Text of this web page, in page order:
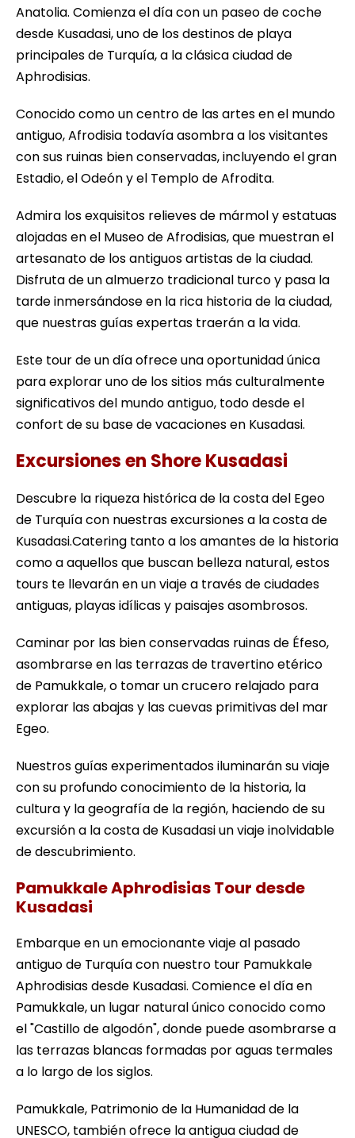
Anatolia. Comienza el día con un paseo de coche
desde Kusadasi, uno de los destinos de playa
principales de Turquía, a la clásica ciudad de
Aphrodisias.
Conocido como un centro de las artes en el mundo
antiguo, Afrodisia todavía asombra a los visitantes
con sus ruinas bien conservadas, incluyendo el gran
Estadio, el Odeón y el Templo de Afrodita.
Admira los exquisitos relieves de mármol y estatuas
alojadas en el Museo de Afrodisias, que muestran el
artesanato de los antiguos artistas de la ciudad.
Disfruta de un almuerzo tradicional turco y pasa la
tarde inmersándose en la rica historia de la ciudad,
que nuestras guías expertas traerán a la vida.
Este tour de un día ofrece una oportunidad única
para explorar uno de los sitios más culturalmente
significativos del mundo antiguo, todo desde el
confort de su base de vacaciones en Kusadasi.
Excursiones en Shore Kusadasi
Descubre la riqueza histórica de la costa del Egeo
de Turquía con nuestras excursiones a la costa de
Kusadasi.Catering tanto a los amantes de la historia
como a aquellos que buscan belleza natural, estos
tours te llevarán en un viaje a través de ciudades
antiguas, playas idílicas y paisajes asombrosos.
Caminar por las bien conservadas ruinas de Éfeso,
asombrarse en las terrazas de travertino etérico
de Pamukkale, o tomar un crucero relajado para
explorar las abajas y las cuevas primitivas del mar
Egeo.
Nuestros guías experimentados iluminarán su viaje
con su profundo conocimiento de la historia, la
cultura y la geografía de la región, haciendo de su
excursión a la costa de Kusadasi un viaje inolvidable
de descubrimiento.
Pamukkale Aphrodisias Tour desde
Kusadasi
Embarque en un emocionante viaje al pasado
antiguo de Turquía con nuestro tour Pamukkale
Aphrodisias desde Kusadasi. Comience el día en
Pamukkale, un lugar natural único conocido como
el "Castillo de algodón", donde puede asombrarse a
las terrazas blancas formadas por aguas termales
a lo largo de los siglos.
Pamukkale, Patrimonio de la Humanidad de la
UNESCO, también ofrece la antigua ciudad de